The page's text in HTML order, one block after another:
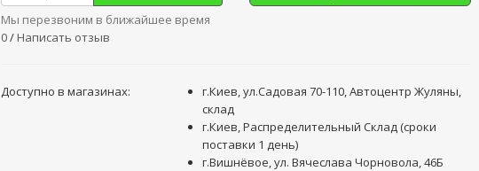
Мы перезвоним в ближайшее время
0/ Написать отзыв
Доступно в магазинах:
г.Киев, ул.Садовая 70-110, Автоцентр Жуляны,
склад
г.Киев, Распределительный Склад (сроки
поставки 1 день)
г.Вишнёвое, ул. Вячеслава Чорновола, 46Б